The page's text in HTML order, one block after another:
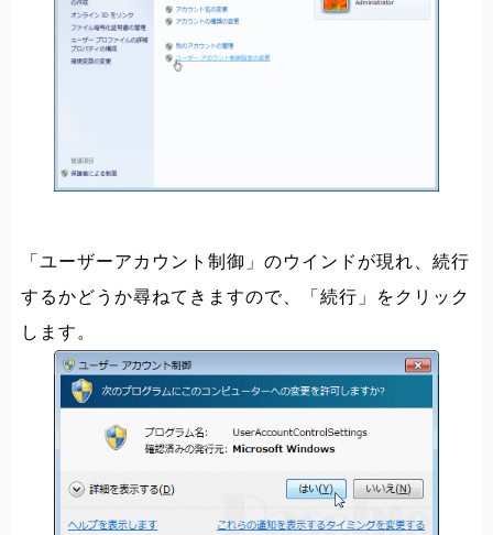
「ユーザーアカウント制御」のウインドが現れ、続行
するかどうか尋ねてきますので、「続行」をクリック
します。